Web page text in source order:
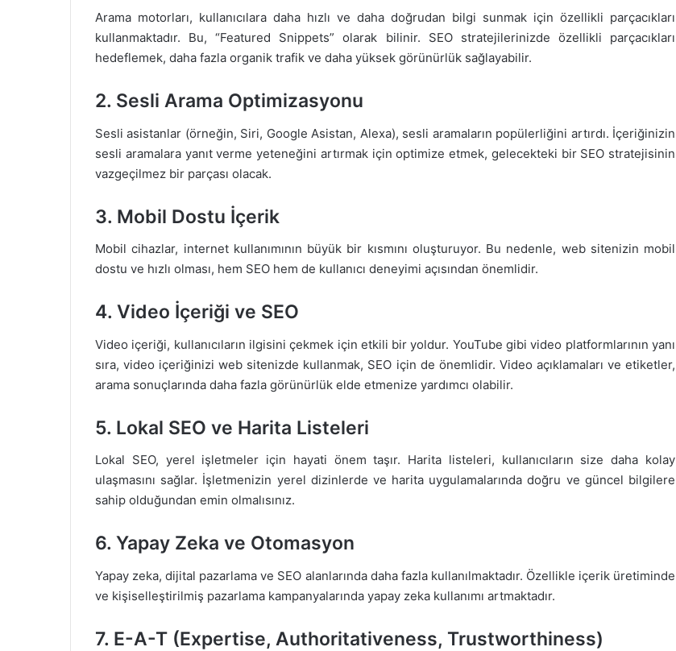
Arama motorları, kullanıcılara daha hızlı ve daha doğrudan bilgi sunmak için özellikli parçacıkları
kullanmaktadır. Bu, “Featured Snippets” olarak bilinir. SEO stratejilerinizde özellikli parçacıkları
hedeflemek, daha fazla organik trafik ve daha yüksek görünürlük sağlayabilir.
2. Sesli Arama Optimizasyonu
Sesli asistanlar (örneğin, Siri, Google Asistan, Alexa), sesli aramaların popülerliğini artırdı. İçeriğinizin
sesli aramalara yanıt verme yeteneğini artırmak için optimize etmek, gelecekteki bir SEO stratejisinin
vazgeçilmez bir parçası olacak.
3. Mobil Dostu İçerik
Mobil cihazlar, internet kullanımının büyük bir kısmını oluşturuyor. Bu nedenle, web sitenizin mobil
dostu ve hızlı olması, hem SEO hem de kullanıcı deneyimi açısından önemlidir.
4. Video İçeriği ve SEO
Video içeriği, kullanıcıların ilgisini çekmek için etkili bir yoldur. YouTube gibi video platformlarının yanı
sıra, video içeriğinizi web sitenizde kullanmak, SEO için de önemlidir. Video açıklamaları ve etiketler,
arama sonuçlarında daha fazla görünürlük elde etmenize yardımcı olabilir.
5. Lokal SEO ve Harita Listeleri
Lokal SEO, yerel işletmeler için hayati önem taşır. Harita listeleri, kullanıcıların size daha kolay
ulaşmasını sağlar. İşletmenizin yerel dizinlerde ve harita uygulamalarında doğru ve güncel bilgilere
sahip olduğundan emin olmalısınız.
6. Yapay Zeka ve Otomasyon
Yapay zeka, dijital pazarlama ve SEO alanlarında daha fazla kullanılmaktadır. Özellikle içerik üretiminde
ve kişiselleştirilmiş pazarlama kampanyalarında yapay zeka kullanımı artmaktadır.
7. E-A-T (Expertise, Authoritativeness, Trustworthiness)